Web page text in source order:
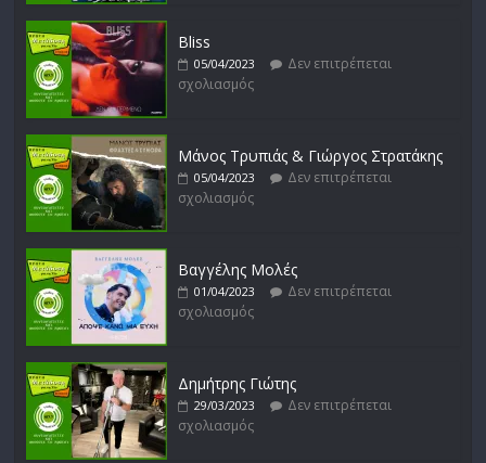
Bliss
05/04/2023
Δεν επιτρέπεται
σχολιασμός
Μάνος Τρυπιάς & Γιώργος Στρατάκης
05/04/2023
Δεν επιτρέπεται
σχολιασμός
Βαγγέλης Μολές
01/04/2023
Δεν επιτρέπεται
σχολιασμός
Δημήτρης Γιώτης
29/03/2023
Δεν επιτρέπεται
σχολιασμός